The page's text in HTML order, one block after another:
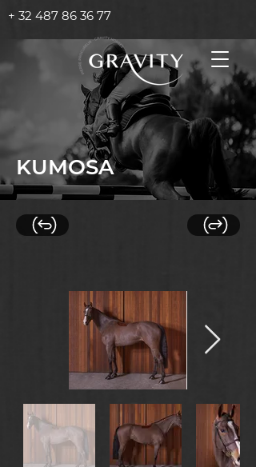
+ 32 487 86 36 77
KUMOSA